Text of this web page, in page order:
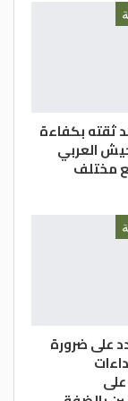
ثقته بكفاءة
العربي
مختلف
على ضرورة